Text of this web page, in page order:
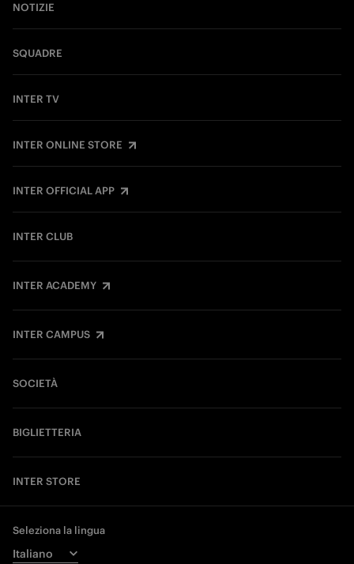
NOTIZIE
SQUADRE
INTER TV
INTER ONLINE STORE
INTER OFFICIAL APP
INTER CLUB
INTER ACADEMY
INTER CAMPUS
SOCIETÀ
BIGLIETTERIA
INTER STORE
Seleziona la lingua